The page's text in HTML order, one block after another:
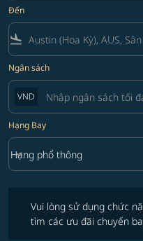
Đến
flight_land
Ngân sách
VND
Hạng Bay
Hạng Bay option Hạng phổ
Hạng phổ thông
keyboard_arrow_down
Vui lòng sử dụng chức
tìm các ưu đãi chuyến